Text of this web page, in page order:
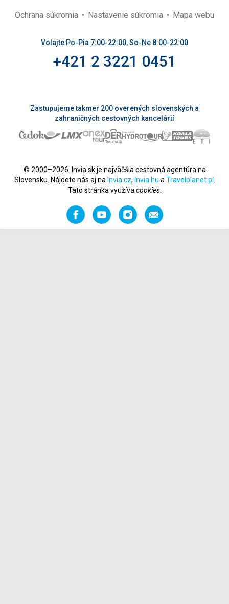
Ochrana súkromia Nastavenie súkromia Mapa webu
Volajte Po-Pia 7:00-22:00, So-Ne 8:00-22:00
+421 2 3221 0451
Zastupujeme takmer 200 overených slovenských a
zahraničných cestovných kancelárií
© 2000–2026. Invia.sk je najväčšia cestovná agentúra na
Slovensku. Nájdete nás aj na Invia.cz, Invia.hu a Travelplanet.pl
Tato stránka využíva cookies.
FacebookYouTubeInstagramOdporučiť